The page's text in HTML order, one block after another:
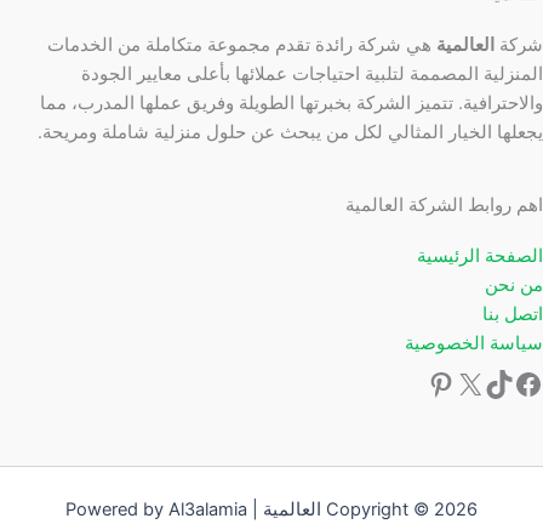
شركة العالمية هي شركة رائدة تقدم مجموعة متكاملة من الخدمات
المنزلية المصممة لتلبية احتياجات عملائها بأعلى معايير الجودة
والاحترافية. تتميز الشركة بخبرتها الطويلة وفريق عملها المدرب، مما
يجعلها الخيار المثالي لكل من يبحث عن حلول منزلية شاملة ومريحة.
اهم روابط الشركة العالمية
الصفحة الرئيسية
من نحن
اتصل بنا
سياسة الخصوصية
Copyright © 2026 العالمية | Powered by Al3alamia